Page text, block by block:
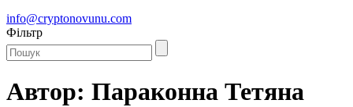
info@cryptonovunu.com
Фiльтр
Автор: Параконна Тетяна